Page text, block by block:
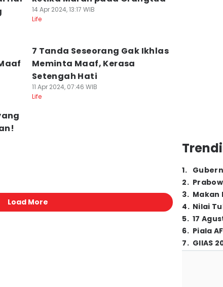
14 Apr 2024, 13:17 WIB
Life
7 Tanda Seseorang Gak Ikhlas
Meminta Maaf, Kerasa
Setengah Hati
11 Apr 2024, 07:46 WIB
Life
Load More
1.
2.
3. Makan
4. Nilai
5. 17
6. Piala
7. GIIAS